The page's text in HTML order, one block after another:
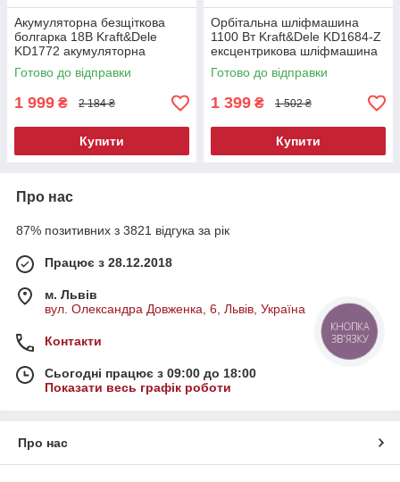
Акумуляторна безщіткова
болгарка 18В Kraft&Dele
KD1772 акумуляторна
болгарка
Готово до відправки
1 999 ₴ 2 184 ₴
Купити
Орбітальна шліфмашина
1100 Вт Kraft&Dele KD1684-Z
ексцентрикова шліфмашина
Готово до відправки
1 399 ₴ 1 502 ₴
Купити
Про нас
87% позитивних з 3821 відгука за рік
Працює з 28.12.2018
м. Львів
вул. Олександра Довженка, 6, Львів, Україна
Контакти
Сьогодні працює з 09:00 до 18:00
Показати весь графік роботи
Про нас
КНОПКА
ЗВ'ЯЗКУ